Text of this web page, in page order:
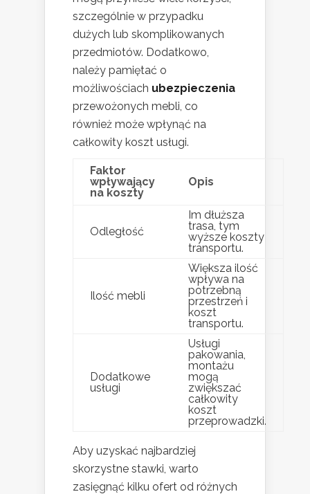
szczególnie w przypadku
dużych lub skomplikowanych
przedmiotów. Dodatkowo,
należy pamiętać o
możliwościach ubezpieczenia
przewożonych mebli, co
również może wpłynąć na
całkowity koszt usługi.
Faktor
wpływający
na koszty
Opis
Odległość
Im dłuższa
trasa, tym
wyższe koszty
transportu.
Ilość mebli
Większa ilość
wpływa na
potrzebną
przestrzeń i
koszt
transportu.
Dodatkowe
usługi
Usługi
pakowania,
montażu
mogą
zwiększać
całkowity
koszt
przeprowadzki.
Aby uzyskać najbardziej
skorzystne stawki, warto
zasięgnąć kilku ofert od różnych